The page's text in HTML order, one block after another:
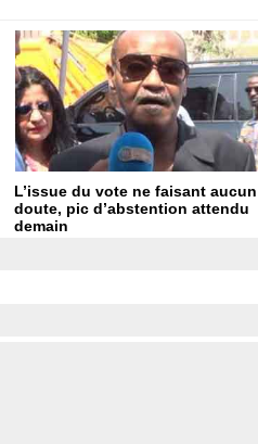
L’issue du vote ne faisant aucun
doute, pic d’abstention attendu
demain